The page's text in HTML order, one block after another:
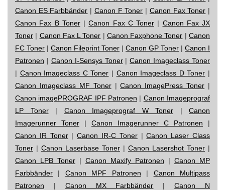
Canon ES Farbbänder | Canon F Toner | Canon Fax Toner |
Canon Fax B Toner|Canon Fax C Toner | Canon Fax JX
Toner | Canon Fax L Toner | Canon Faxphone Toner |Canon
FC Toner | Canon Fileprint Toner | Canon GP Toner | Canon I
Patronen | Canon I-Sensys Toner|Canon Imageclass Toner
| Canon Imageclass C Toner | Canon Imageclass D Toner |
Canon Imageclass MF Toner|Canon ImagePress Toner |
Canon imagePROGRAF IPF Patronen | Canon Imageprograf
LP Toner| Canon Imageprograf W Toner | Canon
Imagerunner Toner | Canon Imagerunner C Patronen |
Canon IR Toner|Canon IR-C Toner|Canon Laser Class
Toner | Canon Laserbase Toner | Canon Lasershot Toner |
Canon LPB Toner | Canon Maxify Patronen | Canon MP
Farbbänder | Canon MPF Patronen | Canon Multipass
Patronen | Canon MX Farbbänder |Canon N